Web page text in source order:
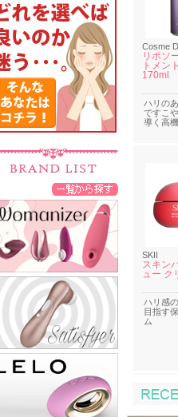
Cosme
リポソ
トメン
170ml
ハリの
ですこ
導く高
SKII
スキン
ュー ク
ハリ感
目指す
ム